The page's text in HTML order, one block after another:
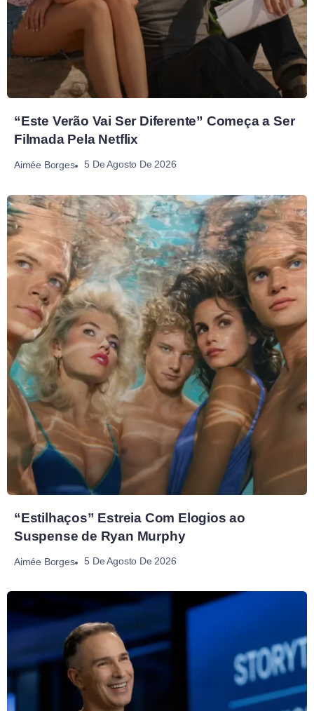
“Este Verão Vai Ser Diferente” Começa a Ser
Filmada Pela Netflix
Aimée Borges 5 De Agosto De 2026
“Estilhaços” Estreia Com Elogios ao
Suspense de Ryan Murphy
Aimée Borges 5 De Agosto De 2026